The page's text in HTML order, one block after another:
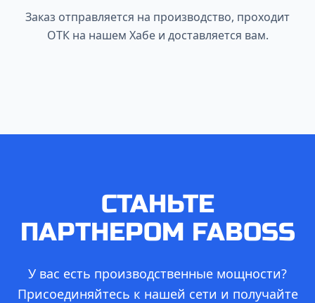
Заказ отправляется на производство, проходит
ОТК на нашем Хабе и доставляется вам.
СТАНЬТЕ
ПАРТНЕРОМ FABOSS
У вас есть производственные мощности?
Присоединяйтесь к нашей сети и получайте